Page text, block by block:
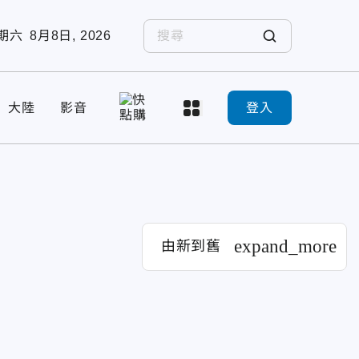
六 8月8日, 2026
大陸 影音 登入
由新到舊 expand_more